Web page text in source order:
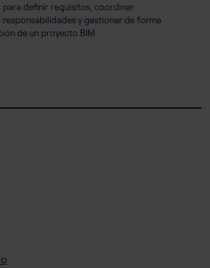
para definir requisitos, coordinar
responsabilidades y gestionar de forma
de un proyecto BIM.